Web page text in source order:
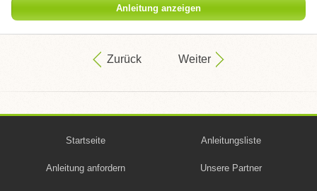
Anleitung anzeigen
Zurück Weiter
Startseite Anleitungsliste
Anleitung anfordern Unsere Partner